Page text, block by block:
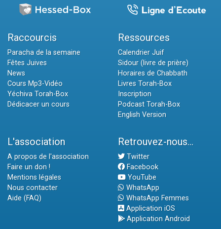
Raccourcis
Paracha de la semaine
Fêtes Juives
News
Cours Mp3-Vidéo
Yéchiva Torah-Box
Dédicacer un cours
Ressources
Calendrier Juif
Sidour (livre de prière)
Horaires de Chabbath
Livres Torah-Box
Inscription
Podcast Torah-Box
English Version
L'association
A propos de l'association
Faire un don !
Mentions légales
Nous contacter
Aide (FAQ)
Retrouvez-nous...
Twitter
Facebook
YouTube
WhatsApp
WhatsApp Femmes
Application iOS
Application Android